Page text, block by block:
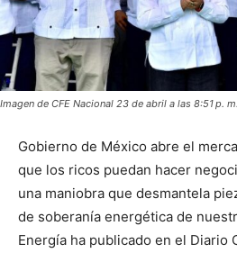
Imagen de CFE Nacional 23 de abril a las 8:51 p.
Gobierno de México abre el
que los ricos puedan hacer
una maniobra que desmantela
de soberanía energética de
Energía ha publicado en el Diario